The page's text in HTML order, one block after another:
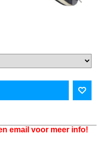
email voor meer info!